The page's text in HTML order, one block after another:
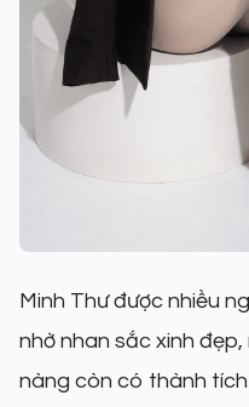
Minh Thư được nhiều
nhờ nhan sắc xinh
nàng còn có thành